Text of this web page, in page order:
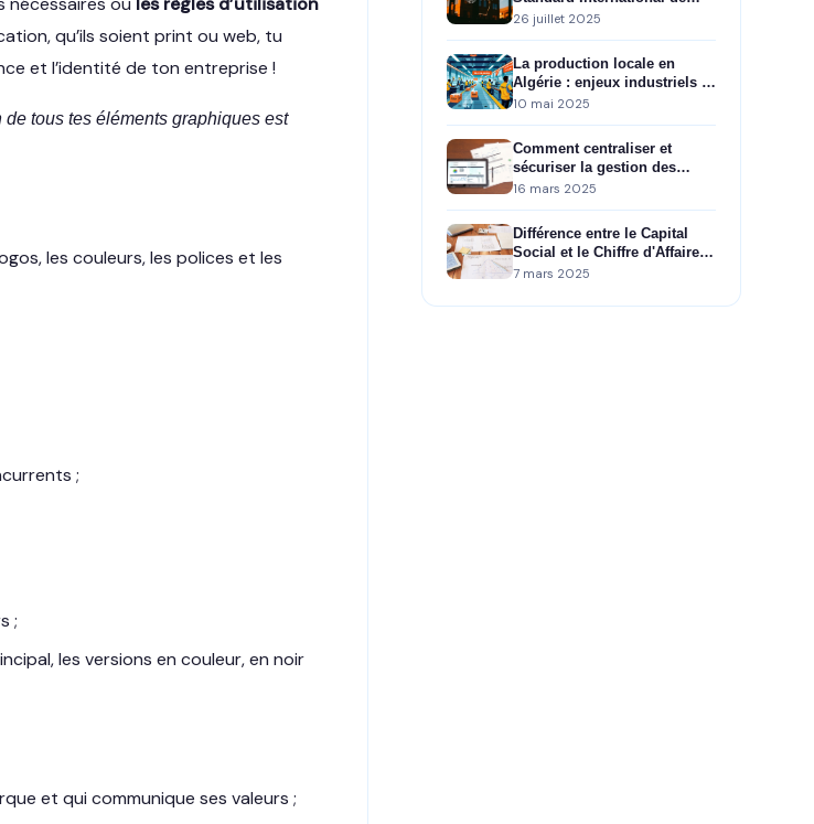
qu’ils soient print ou web, tu
et l’identité de ton entreprise !
tous tes éléments graphiques est
les couleurs, les polices et les
;
;
les versions en couleur, en noir
et qui communique ses valeurs ;
Management de la Qualité
26 juillet 2025
La production locale en
Algérie : enjeux industriels et
soutien gouvernemental
10 mai 2025
Comment centraliser et
sécuriser la gestion des
documents réglementaires en
16 mars 2025
Différence entre le Capital
Social et le Chiffre d'Affaires
d'une Entreprise
7 mars 2025